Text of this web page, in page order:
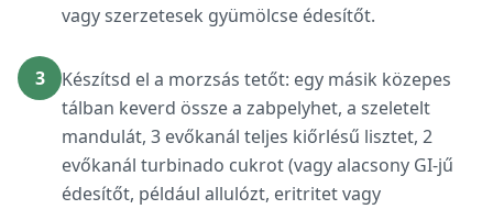
vagy szerzetesek gyümölcse édesítőt.
3
Készítsd el a morzsás tetőt: egy másik közepes
tálban keverd össze a zabpelyhet, a szeletelt
mandulát, 3 evőkanál teljes kiőrlésű lisztet, 2
evőkanál turbinado cukrot (vagy alacsony GI-jű
édesítőt, például allulózt, eritritet vagy